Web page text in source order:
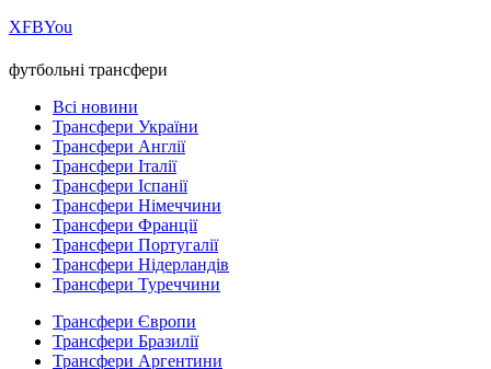
ХFBYou
футбольні трансфери
Всі новини
Трансфери України
Трансфери Англії
Трансфери Італії
Трансфери Іспанії
Трансфери Німеччини
Трансфери Франції
Трансфери Португалії
Трансфери Нідерландів
Трансфери Туреччини
Трансфери Європи
Трансфери Бразилії
Трансфери Аргентини